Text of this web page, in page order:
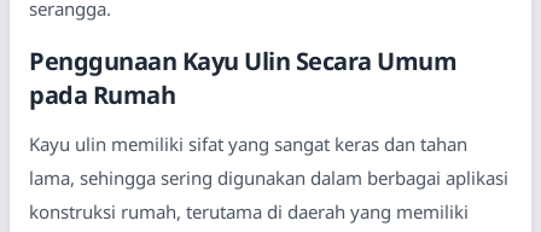
serangga.
Penggunaan Kayu Ulin Secara Umum
pada Rumah
Kayu ulin memiliki sifat yang sangat keras dan tahan
lama, sehingga sering digunakan dalam berbagai aplikasi
konstruksi rumah, terutama di daerah yang memiliki